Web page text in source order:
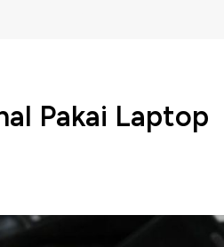
Pakai Laptop